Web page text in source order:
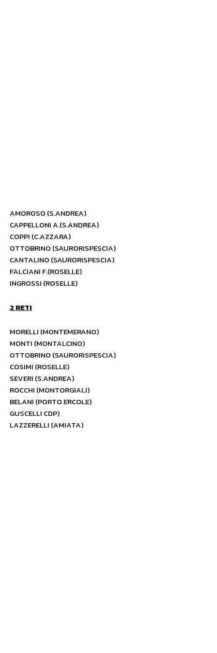
AMOROSO (S.ANDREA)
CAPPELLONI A.(S.ANDREA)
COPPI (C.AZZARA)
OTTOBRINO (SAURORISPESCIA)
CANTALINO (SAURORISPESCIA)
FALCIANI F.(ROSELLE)
INGROSSI (ROSELLE)
2 RETI
MORELLI (MONTEMERANO)
MONTI (MONTALCINO)
OTTOBRINO (SAURORISPESCIA)
COSIMI (ROSELLE)
SEVERI (S.ANDREA)
ROCCHI (MONTORGIALI)
BELANI (PORTO ERCOLE)
GUSCELLI CDP)
LAZZERELLI (AMIATA)